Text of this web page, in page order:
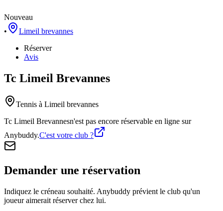
Nouveau
•
Limeil brevannes
Réserver
Avis
Tc Limeil Brevannes
Tennis à Limeil brevannes
Tc Limeil Brevannesn'est pas encore réservable en ligne sur
Anybuddy.C'est votre club ?
Demander une réservation
Indiquez le créneau souhaité. Anybuddy prévient le club qu'un
joueur aimerait réserver chez lui.